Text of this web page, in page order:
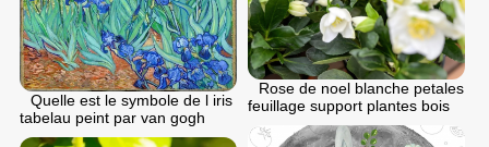
Rose de noel blanche petales
feuillage support plantes bois
Quelle est le symbole de l iris
tabelau peint par van gogh